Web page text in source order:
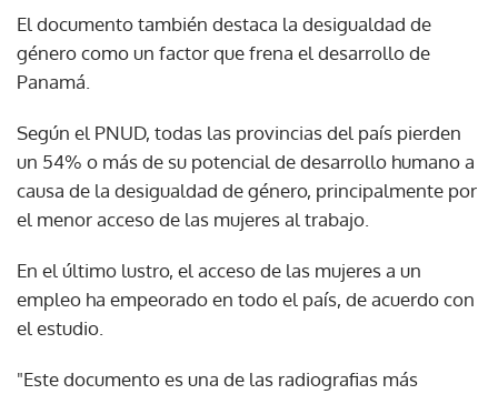
El documento también destaca la desigualdad de
género como un factor que frena el desarrollo de
Panamá.
Según el PNUD, todas las provincias del país pierden
un 54% o más de su potencial de desarrollo humano a
causa de la desigualdad de género, principalmente por
el menor acceso de las mujeres al trabajo.
En el último lustro, el acceso de las mujeres a un
empleo ha empeorado en todo el país, de acuerdo con
el estudio.
"Este documento es una de las radiografias más